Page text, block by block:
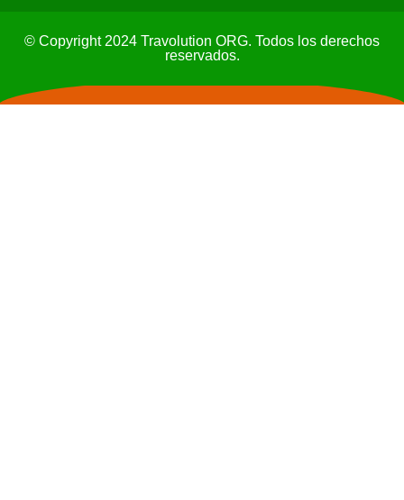
© Copyright 2024 Travolution ORG. Todos los derechos
reservados.